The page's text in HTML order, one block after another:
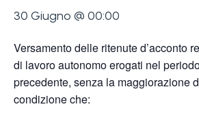
30 Giugno @ 00:00
Versamento delle ritenute d’acconto
di lavoro autonomo erogati nel
precedente, senza la maggiorazione
condizione che: